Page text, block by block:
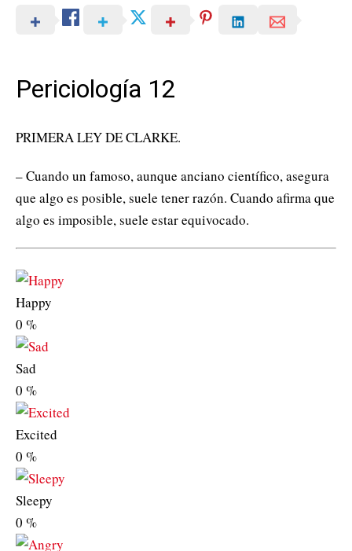
Periciología 12
PRIMERA LEY DE CLARKE.
– Cuando un famoso, aunque anciano científico, asegura
que algo es posible, suele tener razón. Cuando afirma que
algo es imposible, suele estar equivocado.
Happy
0 %
Sad
0 %
Excited
0 %
Sleepy
0 %